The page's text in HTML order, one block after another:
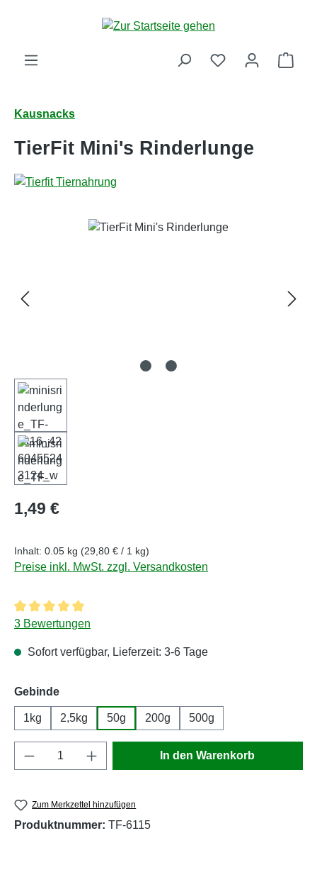
Zum Hauptinhalt springen
Kausnacks
TierFit Mini's Rinderlunge
Bildergalerie überspringen
Regulärer Preis:
1,49 €
Inhalt: 0.05 kg (29,80 € / 1 kg)
Preise inkl. MwSt. zzgl. Versandkosten
Durchschnittliche Bewertung von 5 von 5 Sternen
3 Bewertungen
Sofort verfügbar, Lieferzeit: 3-6 Tage
Gebindeauswählen
1kg 2,5kg 50g 200g 500g
Produkt Anzahl: Gib den gewünschten
In den Warenkorb
Zum Merkzettel hinzufügen
Produktnummer: TF-6115